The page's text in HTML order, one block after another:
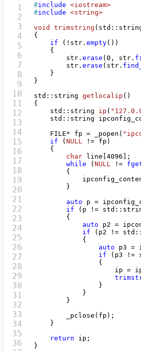
1
2
3
4
5
6
7
8
9
10
11
12
13
14
15
16
17
18
19
20
21
22
23
24
25
26
27
28
29
30
31
32
33
34
35
36
#include <iostream>
#include <string>
void
trimstring
{
if (!str. empty())
    {
        str.
erase ( 0 , str.
        str.
erase (str.
    }
}
std::string getlocalip ()
{
std::string ip (
std::string
    FILE* fp = _popen(
if ( NULL
!= fp)
    {
char line[ 4096 ];
while ( NULL !=
        {
        }
auto p =
if (p !=
        {
auto p2 =
if (p2 !=
            {
auto p3 =
if (p3 !=
                {
ip =
                }
            }
        }
        _pclose(fp);
    }
return ip;
}